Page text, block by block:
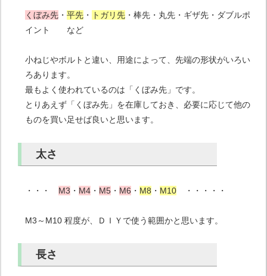
くぼみ先 ・平先 ・ トガリ先 ・棒先・丸先・ギザ先・ダブルポ
イント など
小ねじやボルトと違い、用途によって、先端の形状がいろい
ろあります。
最もよく使われているのは「くぼみ先」です。
とりあえず「くぼみ先」を在庫しておき、必要に応じて他の
ものを買い足せば良いと思います。
太さ
・・・ M3 ・ M4 ・ M5 ・ M6 ・ M8 ・ M10 ・・・・・
M3～M10 程度が、ＤＩＹで使う範囲かと思います。
長さ